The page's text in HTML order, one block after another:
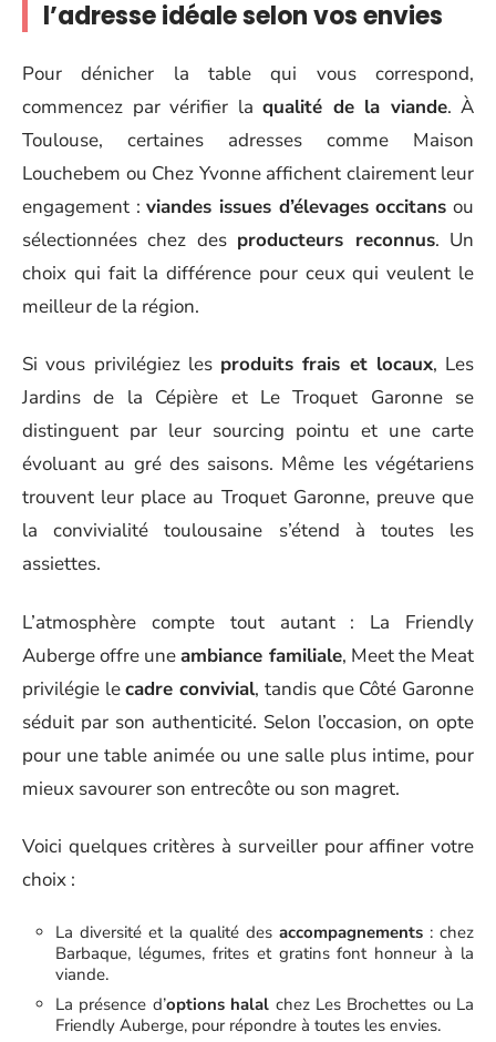
l’adresse idéale selon vos envies
Pour dénicher la table qui vous correspond,
commencez par vérifier la qualité de la viande. À
Toulouse, certaines adresses comme Maison
Louchebem ou Chez Yvonne affichent clairement leur
engagement :viandes issues d’élevages occitans ou
sélectionnées chez des producteurs reconnus. Un
choix qui fait la différence pour ceux qui veulent le
meilleur de la région.
Si vous privilégiez les produits frais et locaux, Les
Jardins de la Cépière et Le Troquet Garonne se
distinguent par leur sourcing pointu et une carte
évoluant au gré des saisons. Même les végétariens
trouvent leur place au Troquet Garonne, preuve que
la convivialité toulousaine s’étend à toutes les
assiettes.
L’atmosphère compte tout autant : La Friendly
Auberge offre uneambiance familiale, Meet the Meat
privilégie lecadre convivial, tandis que Côté Garonne
séduit par son authenticité. Selon l’occasion, on opte
pour une table animée ou une salle plus intime, pour
mieux savourer son entrecôte ou son magret.
Voici quelques critères à surveiller pour affiner votre
choix :
La diversité et la qualité des accompagnements : chez
Barbaque, légumes, frites et gratins font honneur à la
viande.
La présence d’options halal chez Les Brochettes ou La
Friendly Auberge, pour répondre à toutes les envies.